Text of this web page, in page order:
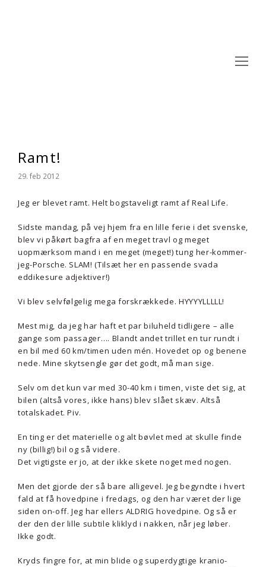
Ramt!
29. feb 2012
Jeg er blevet ramt. Helt bogstaveligt ramt af Real Life.
Sidste mandag, på vej hjem fra en lille ferie i det svenske,
blev vi påkørt bagfra af en meget travl og meget
uopmærksom mand i en meget (meget!) tung her-kommer-
jeg-Porsche. SLAM! (Tilsæt her en passende svada
eddikesure adjektiver!)
Vi blev selvfølgelig mega forskrækkede. HYYYYLLLLL!
Mest mig, da jeg har haft et par biluheld tidligere – alle
gange som passager…. Blandt andet trillet en tur rundt i
en bil med 60 km/timen uden mén. Hovedet op og benene
nede. Mine skytsengle gør det godt, må man sige.
Selv om det kun var med 30-40 km i timen, viste det sig, at
bilen (altså vores, ikke hans) blev slået skæv. Altså
totalskadet. Piv.
En ting er det materielle og alt bøvlet med at skulle finde
ny (billig!) bil og så videre.
Det vigtigste er jo, at der ikke skete noget med nogen.
Men det gjorde der så bare alligevel. Jeg begyndte i hvert
fald at få hovedpine i fredags, og den har været der lige
siden on-off. Jeg har ellers ALDRIG hovedpine. Og så er
der den der lille subtile kliklyd i nakken, når jeg løber.
Ikke godt.
Kryds fingre for, at min blide og superdygtige kranio-